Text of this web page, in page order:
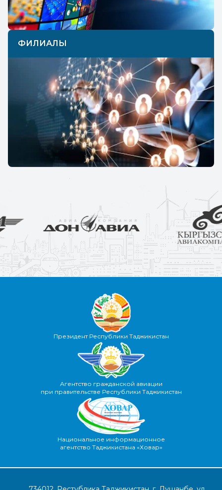
ФИЛИАЛЫ
Президент Республики Таджикистан
Агентство гражданской авиации
при правительстве Республики Таджикистан
Национальное информационное
агентство Таджикистана «Ховар»